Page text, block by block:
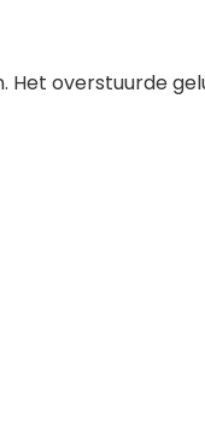
overstuurde